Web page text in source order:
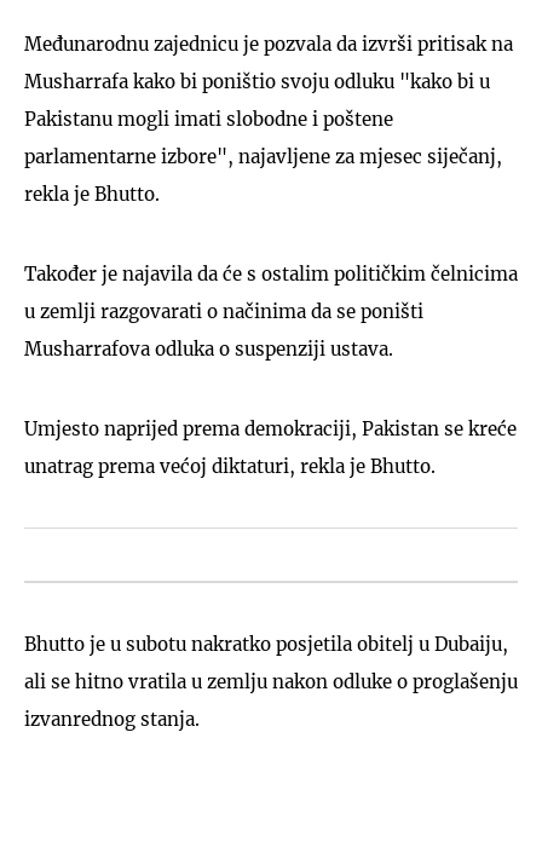
Međunarodnu zajednicu je pozvala da izvrši pritisak na
Musharrafa kako bi poništio svoju odluku "kako bi u
Pakistanu mogli imati slobodne i poštene
parlamentarne izbore", najavljene za mjesec siječanj,
rekla je Bhutto.
Također je najavila da će s ostalim političkim čelnicima
u zemlji razgovarati o načinima da se poništi
Musharrafova odluka o suspenziji ustava.
Umjesto naprijed prema demokraciji, Pakistan se kreće
unatrag prema većoj diktaturi, rekla je Bhutto.
Bhutto je u subotu nakratko posjetila obitelj u Dubaiju,
ali se hitno vratila u zemlju nakon odluke o proglašenju
izvanrednog stanja.